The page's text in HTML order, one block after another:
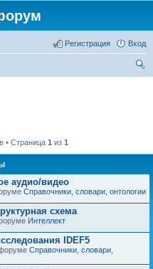
Вход
Регистрация
• Страница 1 из 1
аудио/видео
Справочники, словари, онтологии
схема
Интеллект
IDEF5
Справочники, словари,